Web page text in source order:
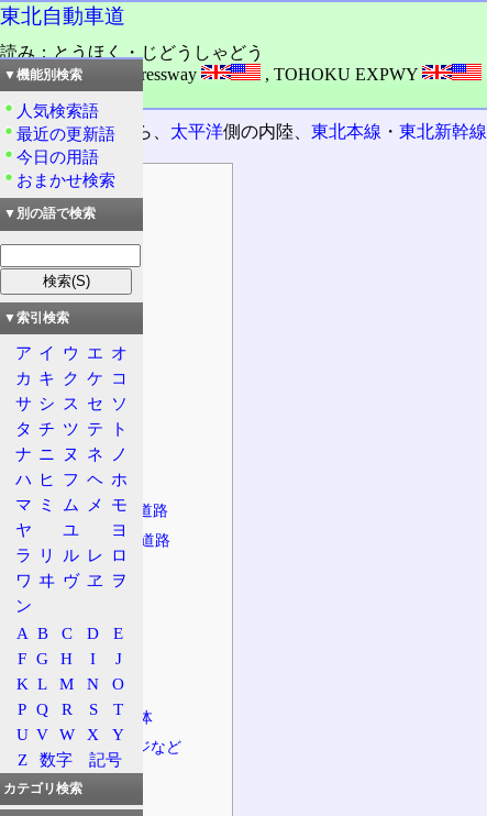
東北自動車道
読み：とうほく・じどうしゃどう
外語：Tōhoku Expressway , TOHOKU EXPWY
品詞：固有名詞
埼玉県川口市から、 太平洋側の内陸、東北本線 ・東北新幹線
目次
情報
起点・終点
規制等
法定路線名
重複区間
建設計画
状況
特徴
車線数
接続する主な道路
自動車専用道路
一般国道
主なトンネル
主な峠
並行する鉄道
経由する自治体
インターチェンジなど
SAPA情報
食
▼機能別検索
人気検索語
最近の更新語
今日の用語
おまかせ検索
▼別の語で検索
▼索引検索
ア イ ウ エ オ
カ キ ク ケ コ
サ シ ス セ ソ
タ チ ツ テ
ト
ナ ニ ヌ ネ
ノ
ハ ヒ フ ヘ ホ
マ ミ ム メ
モ
ヤ
ユ
ヨ
ラ
リ ル レ ロ
ワ ヰ ヴ ヱ
ヲ
ン
A B C D
E
F G H I
J
K L M N
O
P Q R S
T
U V W X
Y
Z
数字 記号
カテゴリ検索